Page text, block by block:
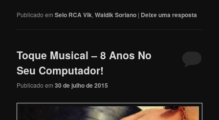
Publicado em Selo RCA Vik,Waldik Soriano | Deixe uma resposta
Toque Musical – 8 Anos No
Seu Computador!
Publicado em30 de julho de 2015